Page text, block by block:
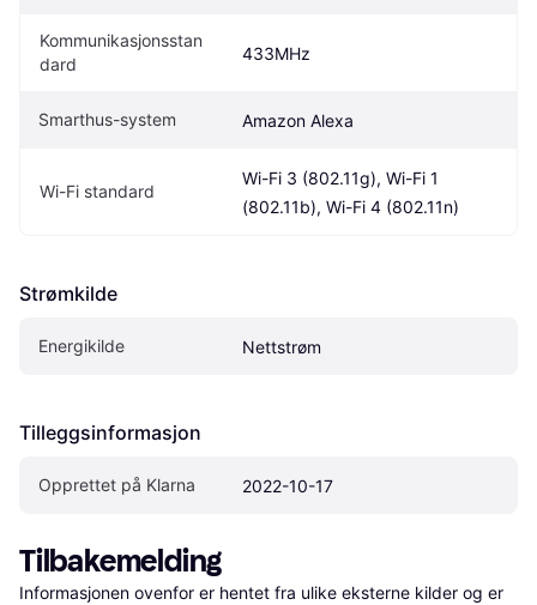
Kommunikasjonsstan
dard
433MHz
Smarthus-system Amazon Alexa
Wi-Fi standard
Wi-Fi 3 (802.11g), Wi-Fi 1
(802.11b), Wi-Fi 4 (802.11n)
Strømkilde
Energikilde Nettstrøm
Tilleggsinformasjon
Opprettet på Klarna 2022-10-17
Tilbakemelding
Informasjonen ovenfor er hentet fra ulike eksterne kilder og er